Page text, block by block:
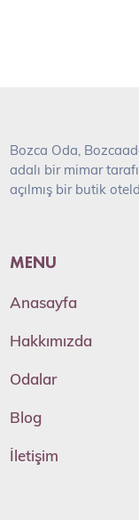
Bozca Oda,
adalı bir mimar
açılmış bir butik
MENU
Anasayfa
Hakkımızda
Odalar
Blog
İletişim